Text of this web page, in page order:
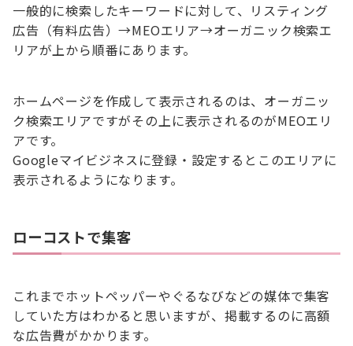
一般的に検索したキーワードに対して、リスティング
広告（有料広告）→MEOエリア→オーガニック検索エ
リアが上から順番にあります。
ホームページを作成して表示されるのは、オーガニッ
ク検索エリアですがその上に表示されるのがMEOエリ
アです。
Googleマイビジネスに登録・設定するとこのエリアに
表示されるようになります。
ローコストで集客
これまでホットペッパーやぐるなびなどの媒体で集客
していた方はわかると思いますが、掲載するのに高額
な広告費がかかります。